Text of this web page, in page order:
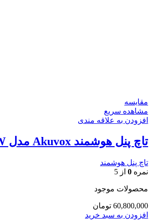
مقایسه
مشاهده سریع
افزودن به علاقه مندی
تاچ پنل هوشمند Akuvox مدل S563W
تاچ پنل هوشمند
نمره 0 از 5
محصولات موجود
60,800,000 تومان
افزودن به سبد خرید